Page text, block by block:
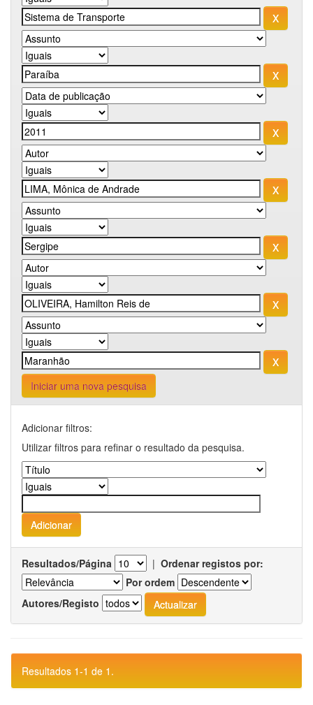
Iniciar uma nova pesquisa
Adicionar filtros:
Utilizar filtros para refinar o resultado da pesquisa.
Resultados/Página | Ordenar registos por:
Por ordem
Autores/Registo
Resultados 1-1 de 1.